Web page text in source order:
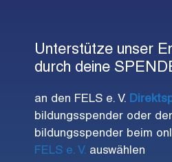
Unterstütze unser
durch deine
an den FELS e. V.
bildungsspender oder
bildungsspender beim
FELS e. V. auswählen